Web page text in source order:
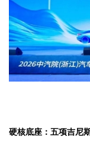
硬核底座：五项吉尼